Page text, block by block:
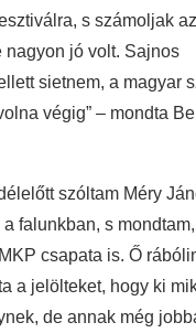
s számoljak
nagyon jó volt. Sajnos
sietnem, a magyar
végig” – mondta
szóltam Méry
falunkban, s
csapata is. Ő
a jelölteket, hogy ki
de annak még